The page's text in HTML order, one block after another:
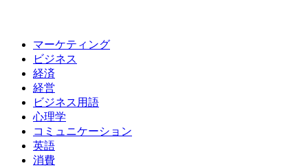
マーケティング
ビジネス
経済
経営
ビジネス用語
心理学
コミュニケーション
英語
消費